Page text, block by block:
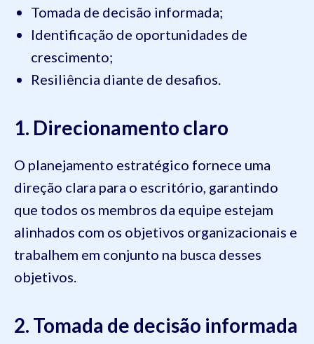
Tomada de decisão informada;
Identificação de oportunidades de
crescimento;
Resiliência diante de desafios.
1. Direcionamento claro
O planejamento estratégico fornece uma
direção clara para o escritório, garantindo
que todos os membros da equipe estejam
alinhados com os objetivos organizacionais e
trabalhem em conjunto na busca desses
objetivos.
2. Tomada de decisão informada